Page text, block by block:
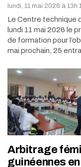
lundi, 11 mai 2026 à
Le Centre technique
lundi 11 mai 2026 le
de formation pour
mai prochain, 25
Arbitrage
guinéennes